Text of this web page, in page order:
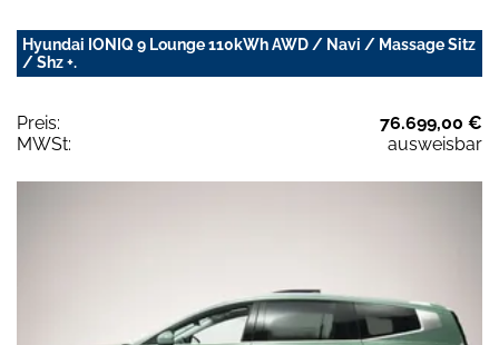
Hyundai IONIQ 9 Lounge 110kWh AWD / Navi / Massage Sitz
/ Shz +.
Preis:
76.699,00 €
MWSt:
ausweisbar